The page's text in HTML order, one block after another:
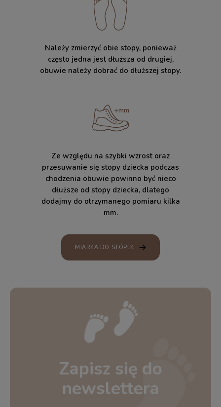
Należy zmierzyć obie stopy, ponieważ
często jedna jest dłuższa od drugiej,
obuwie należy dobrać do dłuższej stopy.
Ze względu na szybki wzrost oraz
przesuwanie się stopy dziecka podczas
chodzenia obuwie powinno być nieco
dłuższe od stopy dziecka, dlatego
dodajmy do otrzymanego pomiaru kilka
mm.
MIARKA DO STÓPEK
Zapisz się do
newslettera